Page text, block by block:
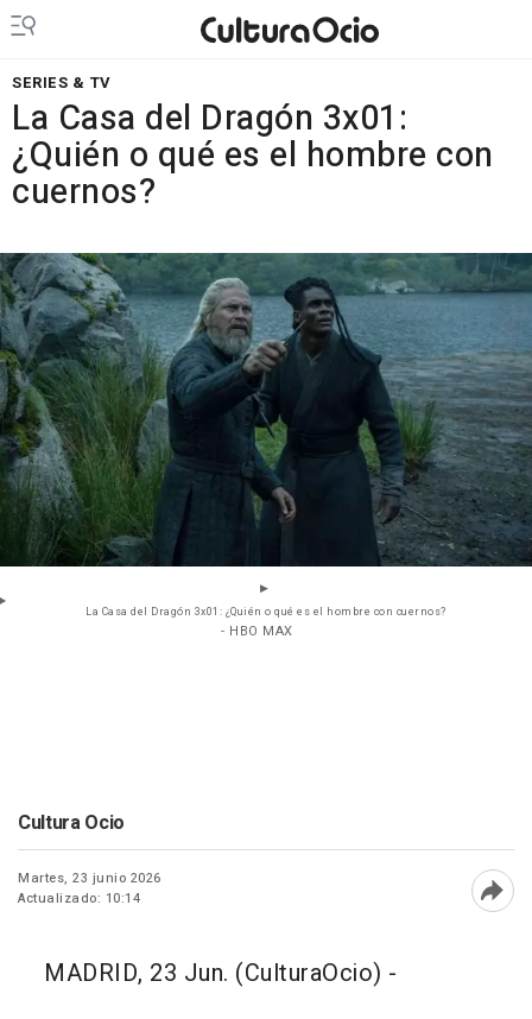
SERIES & TV
La Casa del Dragón 3x01:
¿Quién o qué es el hombre con
cuernos?
La Casa del Dragón 3x01: ¿Quién o qué es el hombre con cuernos?
- HBO MAX
Cultura Ocio
Martes, 23 junio 2026
Actualizado: 10:14
MADRID, 23 Jun. (CulturaOcio) -